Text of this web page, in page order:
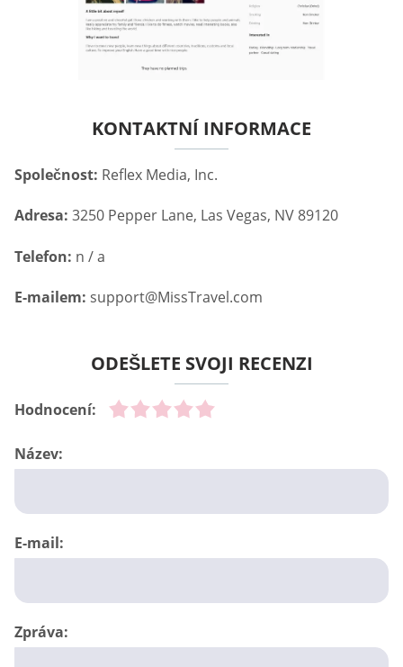
KONTAKTNÍ INFORMACE
Společnost: Reflex Media, Inc.
Adresa: 3250 Pepper Lane, Las Vegas, NV 89120
Telefon: n / a
E-mailem: support@MissTravel.com
ODEŠLETE SVOJI RECENZI
Hodnocení:
Název:
E-mail:
Zpráva: